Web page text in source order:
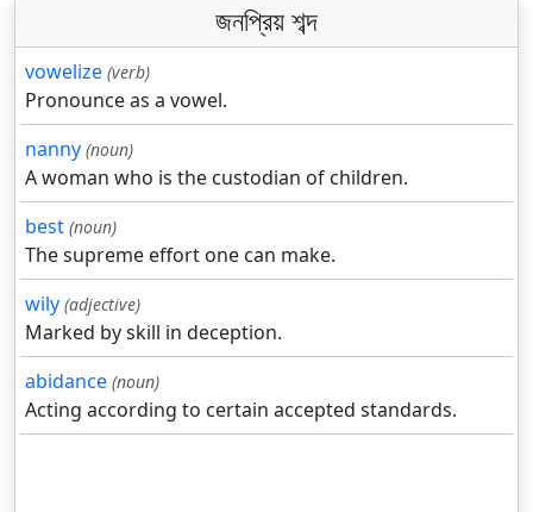
জনপ্রিয় শব্দ
vowelize (verb)
Pronounce as a vowel.
nanny (noun)
A woman who is the custodian of children.
best (noun)
The supreme effort one can make.
wily (adjective)
Marked by skill in deception.
abidance (noun)
Acting according to certain accepted standards.